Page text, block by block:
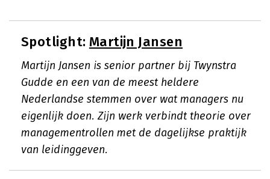
Spotlight: Martijn Jansen
Martijn Jansen is senior partner bij Twynstra
Gudde en een van de meest heldere
Nederlandse stemmen over wat managers nu
eigenlijk doen. Zijn werk verbindt theorie over
managementrollen met de dagelijkse praktijk
van leidinggeven.